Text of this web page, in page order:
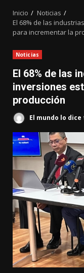
Inicio
Noticias
El 68% de las
para incrementar la
Noticias
El 68% de las
inversiones
producción
El mundo lo dice